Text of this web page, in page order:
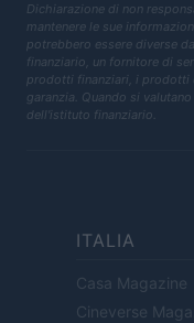
Dichiarazione di non
mantenere le sue
potrebbero essere diverse
finanziario, un fornitore di
prodotti finanziari, i prodotti
garanzia. Quando si
dell'istituto finanziario.
ITALIA
Casa Magazine
Cineverse